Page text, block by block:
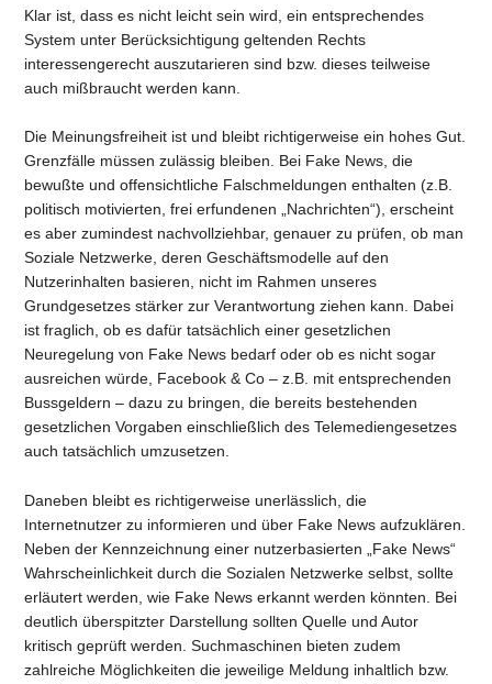
Klar ist, dass es nicht leicht sein wird, ein entsprechendes
System unter Berücksichtigung geltenden Rechts
interessengerecht auszutarieren sind bzw. dieses teilweise
auch mißbraucht werden kann.
Die Meinungsfreiheit ist und bleibt richtigerweise ein hohes Gut.
Grenzfälle müssen zulässig bleiben. Bei Fake News, die
bewußte und offensichtliche Falschmeldungen enthalten (z.B.
politisch motivierten, frei erfundenen „Nachrichten“), erscheint
es aber zumindest nachvollziehbar, genauer zu prüfen, ob man
Soziale Netzwerke, deren Geschäftsmodelle auf den
Nutzerinhalten basieren, nicht im Rahmen unseres
Grundgesetzes stärker zur Verantwortung ziehen kann. Dabei
ist fraglich, ob es dafür tatsächlich einer gesetzlichen
Neuregelung von Fake News bedarf oder ob es nicht sogar
ausreichen würde, Facebook & Co – z.B. mit entsprechenden
Bussgeldern – dazu zu bringen, die bereits bestehenden
gesetzlichen Vorgaben einschließlich des Telemediengesetzes
auch tatsächlich umzusetzen.
Daneben bleibt es richtigerweise unerlässlich, die
Internetnutzer zu informieren und über Fake News aufzuklären.
Neben der Kennzeichnung einer nutzerbasierten „Fake News“
Wahrscheinlichkeit durch die Sozialen Netzwerke selbst, sollte
erläutert werden, wie Fake News erkannt werden könnten. Bei
deutlich überspitzter Darstellung sollten Quelle und Autor
kritisch geprüft werden. Suchmaschinen bieten zudem
zahlreiche Möglichkeiten die jeweilige Meldung inhaltlich bzw.